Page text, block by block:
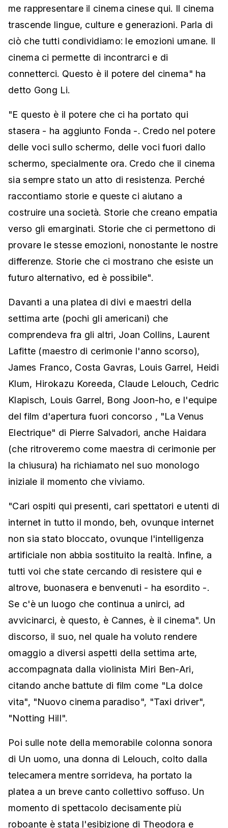
me rappresentare il cinema cinese qui. Il cinema
trascende lingue, culture e generazioni. Parla di
ciò che tutti condividiamo: le emozioni umane. Il
cinema ci permette di incontrarci e di
connetterci. Questo è il potere del cinema" ha
detto Gong Li.
"E questo è il potere che ci ha portato qui
stasera - ha aggiunto Fonda -. Credo nel potere
delle voci sullo schermo, delle voci fuori dallo
schermo, specialmente ora. Credo che il cinema
sia sempre stato un atto di resistenza. Perché
raccontiamo storie e queste ci aiutano a
costruire una società. Storie che creano empatia
verso gli emarginati. Storie che ci permettono di
provare le stesse emozioni, nonostante le nostre
differenze. Storie che ci mostrano che esiste un
futuro alternativo, ed è possibile".
Davanti a una platea di divi e maestri della
settima arte (pochi gli americani) che
comprendeva fra gli altri, Joan Collins, Laurent
Lafitte (maestro di cerimonie l'anno scorso),
James Franco, Costa Gavras, Louis Garrel, Heidi
Klum, Hirokazu Koreeda, Claude Lelouch, Cedric
Klapisch, Louis Garrel, Bong Joon-ho, e l'equipe
del film d'apertura fuori concorso , "La Venus
Electrique" di Pierre Salvadori, anche Haidara
(che ritroveremo come maestra di cerimonie per
la chiusura) ha richiamato nel suo monologo
iniziale il momento che viviamo.
"Cari ospiti qui presenti, cari spettatori e utenti di
internet in tutto il mondo, beh, ovunque internet
non sia stato bloccato, ovunque l'intelligenza
artificiale non abbia sostituito la realtà. Infine, a
tutti voi che state cercando di resistere qui e
altrove, buonasera e benvenuti - ha esordito -.
Se c'è un luogo che continua a unirci, ad
avvicinarci, è questo, è Cannes, è il cinema". Un
discorso, il suo, nel quale ha voluto rendere
omaggio a diversi aspetti della settima arte,
accompagnata dalla violinista Miri Ben-Ari,
citando anche battute di film come "La dolce
vita", "Nuovo cinema paradiso", "Taxi driver",
"Notting Hill".
Poi sulle note della memorabile colonna sonora
di Un uomo, una donna di Lelouch, colto dalla
telecamera mentre sorrideva, ha portato la
platea a un breve canto collettivo soffuso. Un
momento di spettacolo decisamente più
roboante è stata l'esibizione di Theodora e